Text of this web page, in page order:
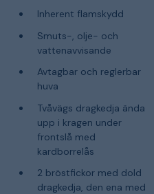
Inherent flamskydd
Smuts-, olje- och
vattenavvisande
Avtagbar och reglerbar
huva
Tvåvägs dragkedja ända
upp i kragen under
frontslå med
kardborrelås
2 bröstfickor med dold
dragkedja, den ena med